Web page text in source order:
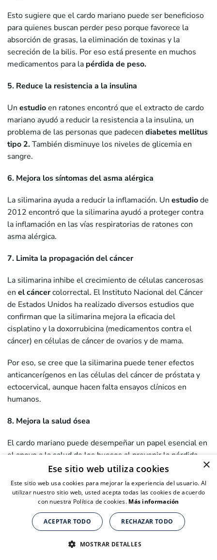
Suplementos nutricionales para personas de + de 40 años
CLICK AQUÍ PARA COMPRAR
Esto sugiere que el cardo mariano puede ser beneficioso
para quienes buscan perder peso porque favorece la
absorción de grasas, la eliminación de toxinas y la
secreción de la bilis. Por eso está presente en muchos
medicamentos para la pérdida de peso.
5. Reduce la resistencia a la insulina
Un estudioen ratones encontró que el extracto de cardo
mariano ayudó a reducir la resistencia a la insulina, un
problema de las personas que padecen diabetes mellitus
tipo 2.También disminuye los niveles de glicemia en
sangre.
6. Mejora los síntomas del asma alérgica
La silimarina ayuda a reducir la inflamación. Un estudiode
2012 encontró que la silimarina ayudó a proteger contra
la inflamación en las vías respiratorias de ratones con
asma alérgica.
7. Limita la propagación del cáncer
La silimarina inhibe el crecimiento de células cancerosas
en el cáncercolorrectal. El Instituto Nacional del Cáncer
de Estados Unidos ha realizado diversos estudios que
confirman que la silimarina mejora la eficacia del
cisplatino y la doxorrubicina (medicamentos contra el
cáncer) en células de cáncer de ovarios y de mama.
Por eso, se cree que la silimarina puede tener efectos
anticancerígenos en las células del cáncer de próstata y
ectocervical, aunque hacen falta ensayos clínicos en
humanos.
8. Mejora la salud ósea
El cardo mariano puede desempeñar un papel esencial en
el apoyo a la salud de los huesos al prevenir la pérdida
Unestudioanalizó específicamente la pérdida ósea
causada por una deficiencia de estrógeno como la que se
produce trasla llegada de la menopausiaen las mujeres
y se vio que la silimarina era efectiva, pero no se sabe si
Suplementos nutricionales para personas de + de 40 años
CLICK AQUÍ PARA COMPRAR
Suplementos nutricionales para personas de + de 40 años
CLICK AQUÍ PARA COMPRAR
×
Ese sitio web utiliza cookies
Este sitio web usa cookies para mejorar la experiencia del usuario. Al
utilizar nuestro sitio web, usted acepta todas las cookies de acuerdo
con nuestra Política de cookies. Más información
ACEPTAR TODO RECHAZAR TODO
MOSTRAR DETALLES